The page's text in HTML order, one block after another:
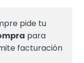
pide tu
para
facturación